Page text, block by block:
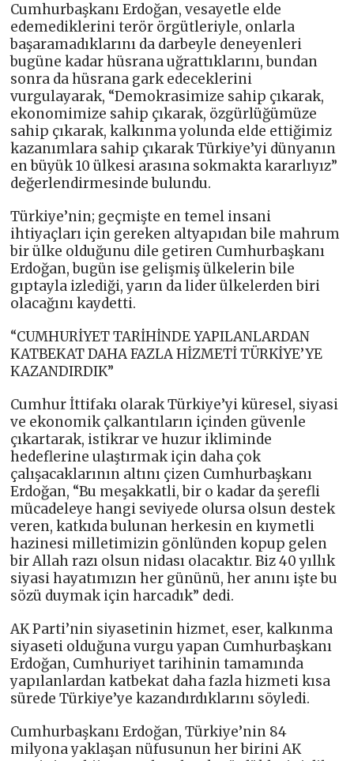
Cumhurbaşkanı Erdoğan, vesayetle elde
edemediklerini terör örgütleriyle, onlarla
başaramadıklarını da darbeyle deneyenleri
bugüne kadar hüsrana uğrattıklarını, bundan
sonra da hüsrana gark edeceklerini
vurgulayarak, “Demokrasimize sahip çıkarak,
ekonomimize sahip çıkarak, özgürlüğümüze
sahip çıkarak, kalkınma yolunda elde ettiğimiz
kazanımlara sahip çıkarak Türkiye’yi dünyanın
en büyük 10 ülkesi arasına sokmakta kararlıyız”
değerlendirmesinde bulundu.
Türkiye’nin; geçmişte en temel insani
ihtiyaçları için gereken altyapıdan bile mahrum
bir ülke olduğunu dile getiren Cumhurbaşkanı
Erdoğan, bugün ise gelişmiş ülkelerin bile
gıptayla izlediği, yarın da lider ülkelerden biri
olacağını kaydetti.
“CUMHURİYET TARİHİNDE YAPILANLARDAN
KATBEKAT DAHA FAZLA HİZMETİ TÜRKİYE’YE
KAZANDIRDIK”
Cumhur İttifakı olarak Türkiye’yi küresel, siyasi
ve ekonomik çalkantıların içinden güvenle
çıkartarak, istikrar ve huzur ikliminde
hedeflerine ulaştırmak için daha çok
çalışacaklarının altını çizen Cumhurbaşkanı
Erdoğan, “Bu meşakkatli, bir o kadar da şerefli
mücadeleye hangi seviyede olursa olsun destek
veren, katkıda bulunan herkesin en kıymetli
hazinesi milletimizin gönlünden kopup gelen
bir Allah razı olsun nidası olacaktır. Biz 40 yıllık
siyasi hayatımızın her gününü, her anını işte bu
sözü duymak için harcadık” dedi.
AK Parti’nin siyasetinin hizmet, eser, kalkınma
siyaseti olduğuna vurgu yapan Cumhurbaşkanı
Erdoğan, Cumhuriyet tarihinin tamamında
yapılanlardan katbekat daha fazla hizmeti kısa
sürede Türkiye’ye kazandırdıklarını söyledi.
Cumhurbaşkanı Erdoğan, Türkiye’nin 84
milyona yaklaşan nüfusunun her birini AK